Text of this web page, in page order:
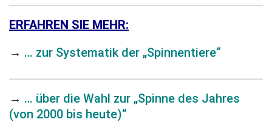
ERFAHREN SIE MEHR:
→ … zur Systematik der „Spinnentiere“
→ … über die Wahl zur „Spinne des Jahres
(von 2000 bis heute)“